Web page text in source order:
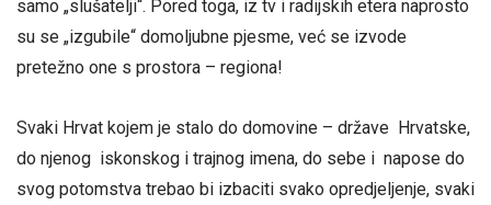
samo „slušatelji“. Pored toga, iz tv i radijskih etera naprosto
su se „izgubile“ domoljubne pjesme, već se izvode
pretežno one s prostora – regiona!
Svaki Hrvat kojem je stalo do domovine – države Hrvatske,
do njenog iskonskog i trajnog imena, do sebe i napose do
svog potomstva trebao bi izbaciti svako opredjeljenje, svaki